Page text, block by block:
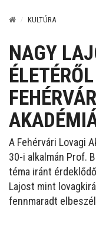
KULTÚRA
NAGY
A Fehérvári Lovagi
30-i alkalmán Prof.
téma iránt
Lajost mint
fennmaradt